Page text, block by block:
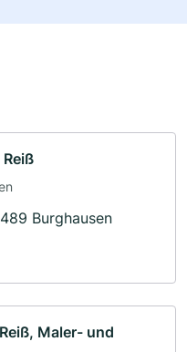
Burghausen
Maler- und